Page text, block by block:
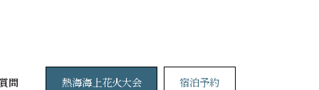
問 熱海海上花火大会 宿泊予約